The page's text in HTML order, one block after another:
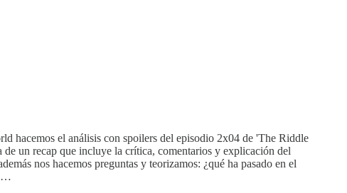
hacemos el análisis con spoilers del episodio 2x04 de 'The Riddle
un recap que incluye la crítica, comentarios y explicación del
nos hacemos preguntas y teorizamos: ¿qué ha pasado en el